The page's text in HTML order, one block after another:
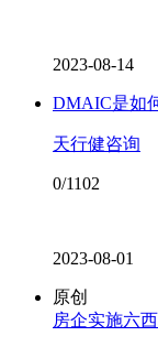
2023-08-14
DMAIC是如
天行健咨询
0/1102
2023-08-01
原创
房企实施六